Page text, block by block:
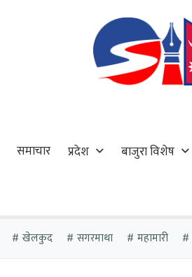
समाचार प्रदेश बाजुरा विशेष
खेलकुद सगरमाथा महामारी